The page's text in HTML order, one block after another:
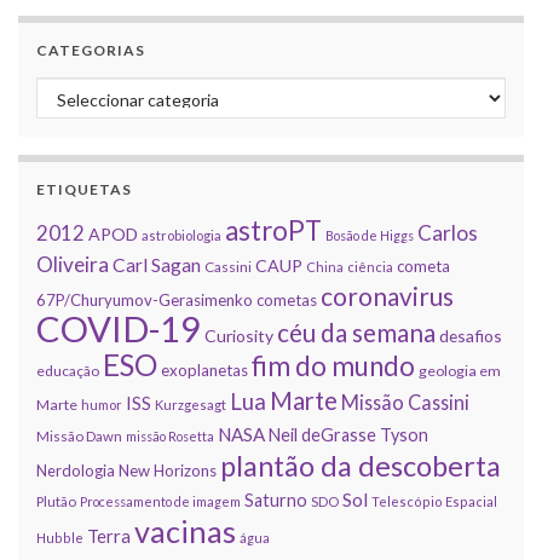
CATEGORIAS
Categorias
ETIQUETAS
2012 APOD astrobiologia astroPT Bosão de Higgs Carlos
Oliveira Carl Sagan Cassini CAUP China ciência cometa
67P/Churyumov-Gerasimenko cometas coronavirus
COVID-19 Curiosity céu da semana desafios
educação ESOexoplanetasfim do mundo geologia em
Marte humor ISS Kurzgesagt Lua Marte Missão Cassini
Missão Dawn missão Rosetta NASANeil deGrasse Tyson
Nerdologia New Horizons plantão da descoberta
Plutão Processamento de imagem Saturno SDO Sol Telescópio Espacial
Hubble Terra vacinas água